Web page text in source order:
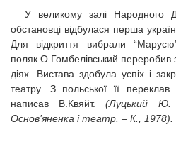
У великому залі Народного
обстановці відбулася перша
Для відкриття вибрали
поляк О.Гомбелівський переробив
діях. Вистава здобула успіх і
театру. З польської її
написав В.Квяйт.(Луцький Ю.
Основ’яненка і театр. – К., 1978).